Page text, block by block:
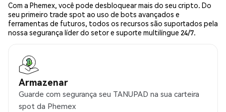
Com a Phemex, você pode desbloquear mais do seu cripto. Do
seu primeiro trade spot ao uso de bots avançados e
ferramentas de futuros, todos os recursos são suportados pela
nossa segurança líder do setor e suporte multilíngue 24/7.
Armazenar
Guarde com segurança seu TANUPAD na sua carteira
spot da Phemex